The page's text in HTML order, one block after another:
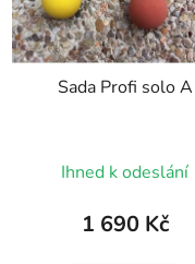
Sada Profi solo A
hodnocení
produktu
Ihned k odeslání
1 690 Kč